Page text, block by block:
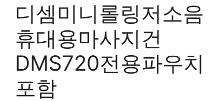
디셈미니롤링저소음
휴대용마사지건
DMS720전용파우치
포함